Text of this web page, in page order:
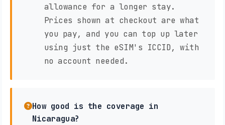
allowance for a longer stay.
Prices shown at checkout are what
you pay, and you can top up later
using just the eSIM's ICCID, with
no account needed.
How good is the coverage in
Nicaragua?